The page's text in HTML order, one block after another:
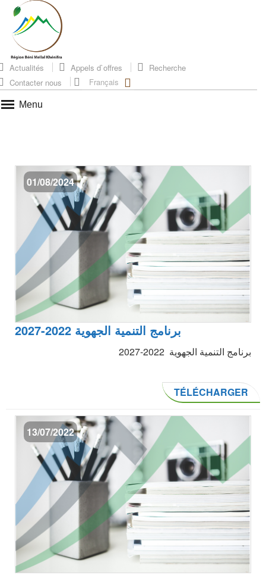
Actualités Appels d`offres
Recherche
Contacter nous
Français
Menu
01/08/2024
برنامج التنمية الجهوية 2022-2027
برنامج التنمية الجهوية 2022-2027
TÉLÉCHARGER
13/07/2022